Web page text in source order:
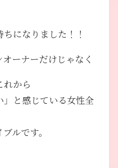
になりました！！
ーナーだけじゃなく
れから
」と感じている女性全
ルです。